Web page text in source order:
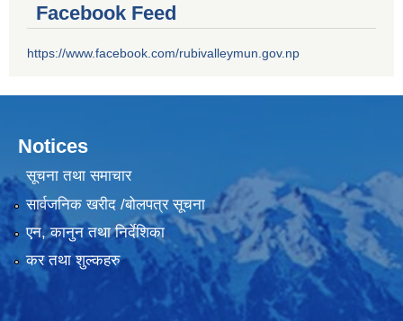
Facebook Feed
https://www.facebook.com/rubivalleymun.gov.np
Notices
सूचना तथा समाचार
सार्वजनिक खरीद /बोलपत्र सूचना
एन, कानुन तथा निर्देशिका
कर तथा शुल्कहरु